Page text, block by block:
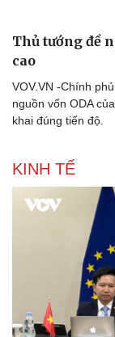
nguồn vốn ODA
khai đúng tiến độ.